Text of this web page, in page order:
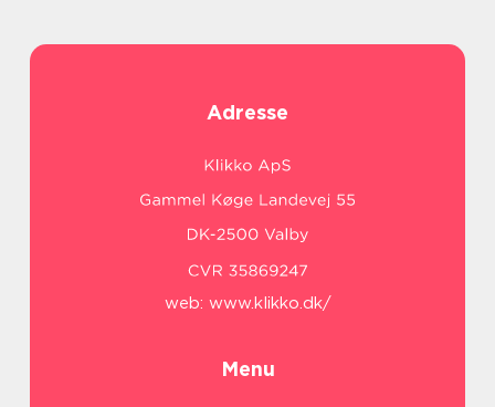
Adresse
web: www.klikko.dk/
Menu